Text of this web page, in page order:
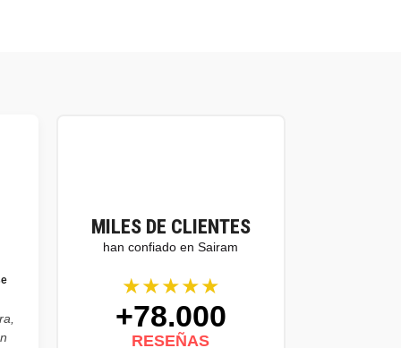
MILES DE CLIENTES
han confiado en Sairam
★★★★★
+78.000
RESEÑAS